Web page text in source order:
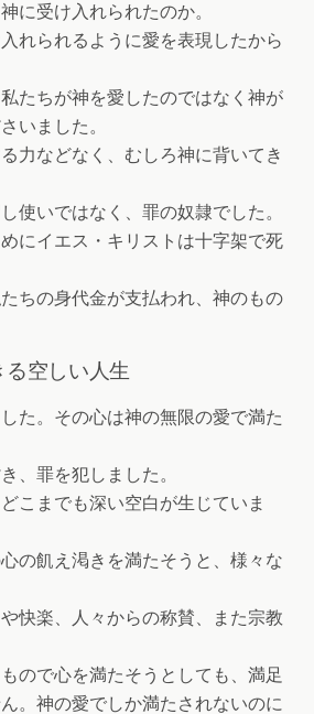
に受け入れられたのか。
れられるように愛を表現したから
たちが神を愛したのではなく神が
いました。
力などなく、むしろ神に背いてき
使いではなく、罪の奴隷でした。
にイエス・キリストは十字架で死
ちの身代金が支払われ、神のもの
る空しい人生
た。その心は神の無限の愛で満た
、罪を犯しました。
こまでも深い空白が生じていま
の飢え渇きを満たそうと、様々な
快楽、人々からの称賛、また宗教
ので心を満たそうとしても、満足
。神の愛でしか満たされないのに